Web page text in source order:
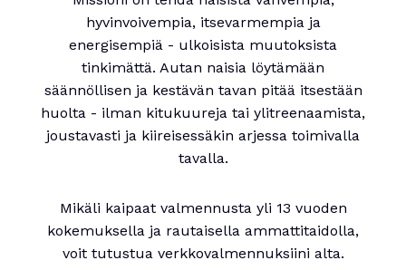
hyvinvoivempia, itsevarmempia ja
energisempiä - ulkoisista muutoksista
tinkimättä. Autan naisia löytämään
säännöllisen ja kestävän tavan pitää itsestään
huolta - ilman kitukuureja tai ylitreenaamista,
joustavasti ja kiireisessäkin arjessa toimivalla
tavalla.
Mikäli kaipaat valmennusta yli 13 vuoden
kokemuksella ja rautaisella ammattitaidolla,
voit tutustua verkkovalmennuksiini alta.